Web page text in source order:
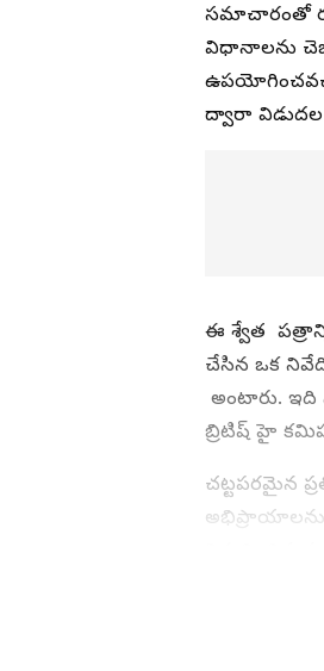
సమాచారంతో
విధానాలను
ద్వారా
ఈ శ్వేత
చేసిన ఒక
అంటారు.
బ్రిటిష్ హై
చట్టపరమైన
అభిప్రాయాలను